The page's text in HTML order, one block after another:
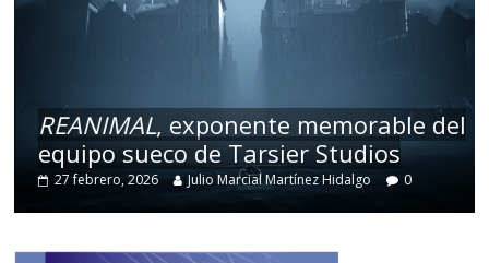
REANIMAL, exponente memorable del
equipo sueco de Tarsier Studios
27 febrero, 2026 Julio Marcial Martínez Hidalgo 0